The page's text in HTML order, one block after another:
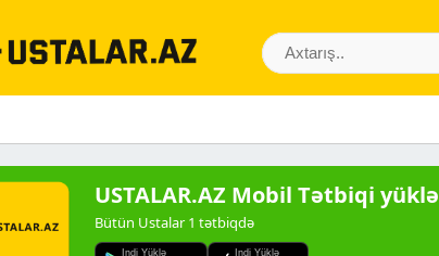
USTALAR.AZ Mobil Tətbiqi yüklə
Bütün Ustalar 1 tətbiqdə
Indi Yüklə Indi Yüklə